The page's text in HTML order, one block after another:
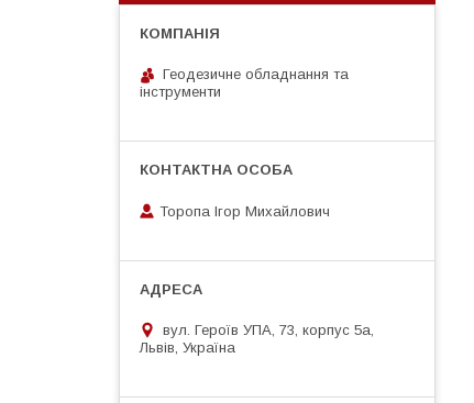
Геодезичне обладнання та
інструменти
Торопа Ігор Михайлович
вул. Героїв УПА, 73, корпус 5а,
Львів, Україна